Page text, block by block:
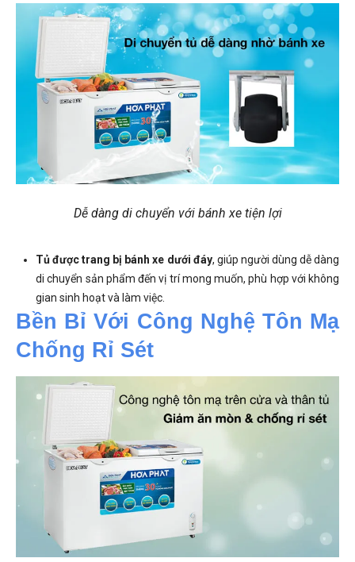
Dễ dàng di chuyển với bánh xe tiện lợi
Tủ được trang bị bánh xe dưới đáy, giúp người dùng dễ dàng
di chuyển sản phẩm đến vị trí mong muốn, phù hợp với không
gian sinh hoạt và làm việc.
Bền Bỉ Với Công Nghệ Tôn Mạ
Chống Rỉ Sét